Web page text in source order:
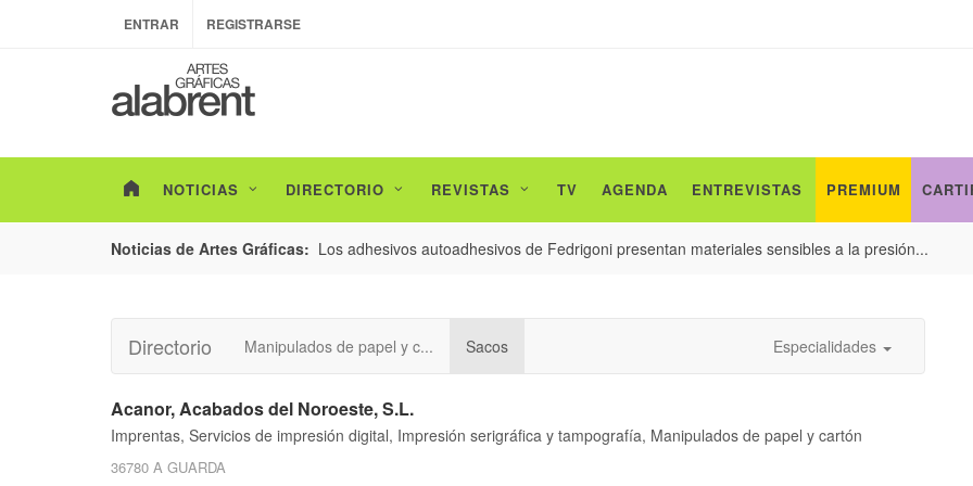
ENTRAR REGISTRARSE
NOTICIAS DIRECTORIO REVISTAS TV AGENDA ENTREVISTAS PREMIUM
Noticias de Artes Gráficas:
de envases con un nuevo estudio de Los adhesivos autoadhesivos de Fedrigoni presentan materiales sensibles a la presión...
Directorio Manipulados de papel y c... Sacos Especialidades
Acanor, Acabados del Noroeste, S.L.
Imprentas, Servicios de impresión digital, Impresión serigráfica y tampografía, Manipulados de papel y cartón
36780 A GUARDA